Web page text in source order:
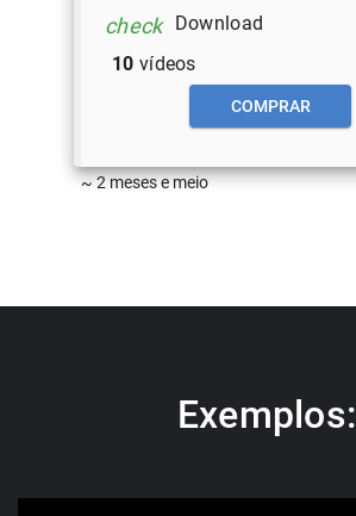
check
Download
10 vídeos
COMPRAR
~ 2 meses e meio
Exemplos: